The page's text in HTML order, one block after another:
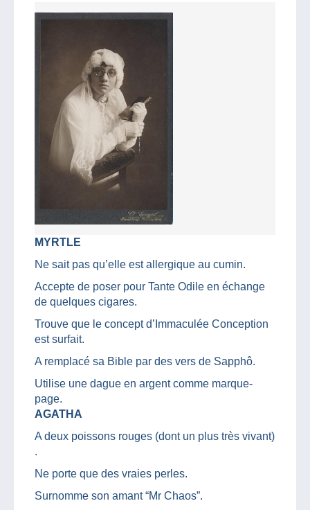
MYRTLE
Ne sait pas qu’elle est allergique au cumin.
Accepte de poser pour Tante Odile en échange
de quelques cigares.
Trouve que le concept d’Immaculée Conception
est surfait.
A remplacé sa Bible par des vers de Sapphô.
Utilise une dague en argent comme marque-
page.
AGATHA
A deux poissons rouges (dont un plus très vivant)
.
Ne porte que des vraies perles.
Surnomme son amant “Mr Chaos”.